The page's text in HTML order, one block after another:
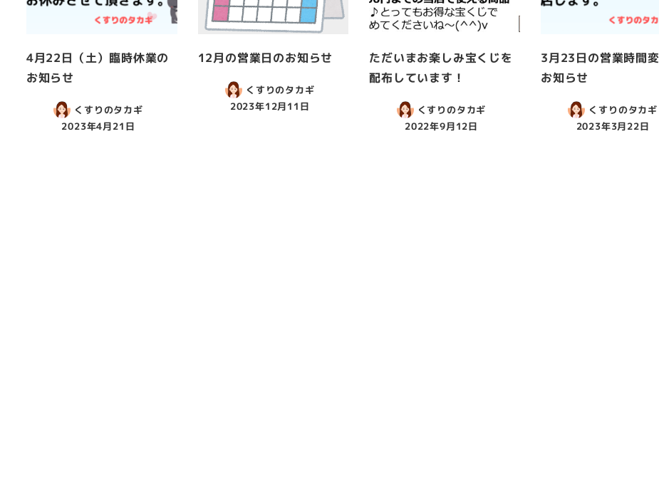
4月22日（土）臨時休業の
お知らせ
くすりのタカギ
2023年4月21日
12月の営業日のお知らせ
くすりのタカギ
2023年12月11日
ただいまお楽しみ宝くじを
配布しています！
くすりのタカギ
2022年9月12日
3月23日の営業時間
お知らせ
くすりのタカギ
2023年3月22日